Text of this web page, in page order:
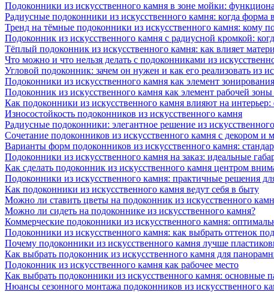
Подоконники из искусственного камня в зоне мойки:
Радиусные подоконники из искусственного камня: когда форма
Тренд на тёмные подоконники из искусственного камня: кому
Подоконник из искусственного камня с радиусной кромкой:
Тёплый подоконник из искусственного камня: как влияет
Что можно и что нельзя делать с подоконниками из
Угловой подоконник: зачем он нужен и как его реализовать из
Подоконники из искусственного камня как элемент зонирования
Подоконник из искусственного камня как элемент рабочей
Как подоконники из искусственного камня влияют на интерьер:
Износостойкость подоконников из искусственного камня
Радиусные подоконники: элегантное решение из
Сочетание подоконников из искусственного камня с декором и
Варианты форм подоконников из искусственного камня:
Подоконники из искусственного камня на заказ: идеальные
Как сделать подоконник из искусственного камня центром
Подоконники из искусственного камня: практичные решения
Как подоконники из искусственного камня ведут себя в быту
Можно ли ставить цветы на подоконник из искусственного
Можно ли сидеть на подоконнике из искусственного камня?
Коммерческие подоконники из искусственного камня:
Подоконники из искусственного камня: как выбрать оттенок
Почему подоконники из искусственного камня лучше
Как выбрать подоконник из искусственного камня для
Подоконник из искусственного камня как рабочее место
Как выбрать подоконники из искусственного камня: основные
Нюансы сезонного монтажа подоконников из искусственного